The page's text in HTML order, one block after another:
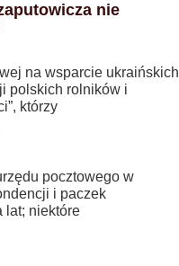
nie
na wsparcie ukraińskich
polskich rolników i
którzy
pocztowego w
i paczek
lat; niektóre